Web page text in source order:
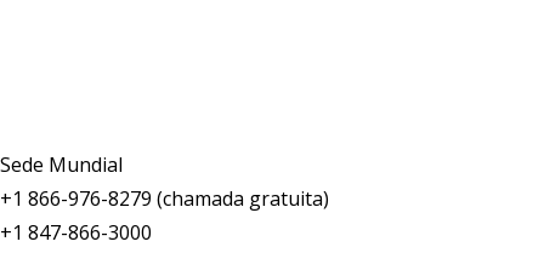
Sede Mundial
+1 866-976-8279 (chamada gratuita)
+1 847-866-3000